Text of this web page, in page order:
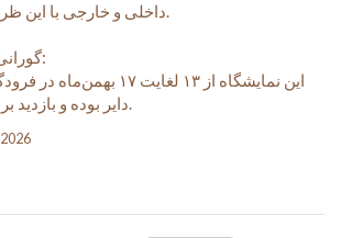
داخلی و خارجی با این ظرفیت‌ها داشته باشد.
گورانی در پایان اعلام کرد:
این نمایشگاه از ۱۳ لغایت ۱۷
دایر بوده و بازدید برای عموم آزاد است.